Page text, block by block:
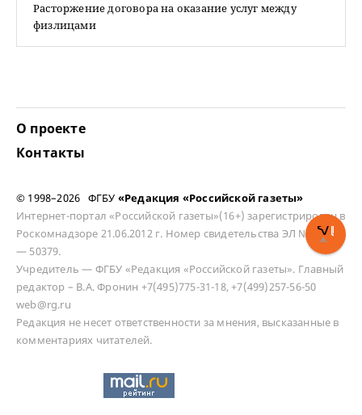
Расторжение договора на оказание услуг между
физлицами
О проекте
Контакты
© 1998–2026 ФГБУ «Редакция «Российской газеты»
Интернет-портал «Российской газеты»(16+) зарегистрирован в
Роскомнадзоре 21.06.2012 г. Номер свидетельства ЭЛ № ФС 77
— 50379.
Учредитель — ФГБУ «Редакция «Российской газеты». Главный
редактор – В.А. Фронин +7(495)775-31-18, +7(499)257-56-50
web@rg.ru
Редакция не несет ответственности за мнения, высказанные в
комментариях читателей.